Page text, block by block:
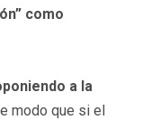
como
a la
modo que si el